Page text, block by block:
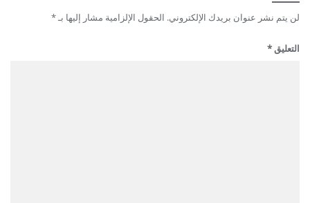
لن يتم نشر عنوان بريدك الإلكتروني. الحقول الإلزامية مشار إليها بـ*
التعليق*